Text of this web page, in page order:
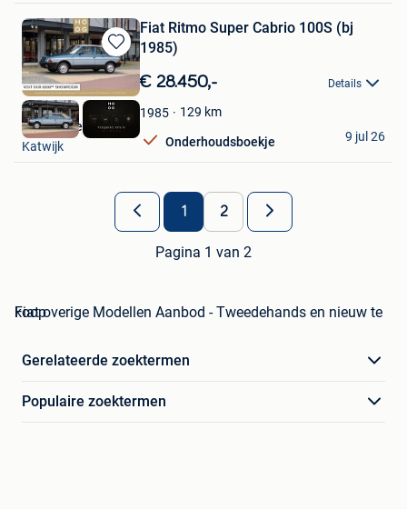
Bewaren
in
Mijn
Favorieten
Fiat Ritmo Super Cabrio 100S (bj
1985)
€ 28.450,- Details
1985 129 km
Onderhoudsboekje
HooG Selections
Katwijk
9 jul 26
1 2
Pagina 1 van 2
Fiat overige Modellen Aanbod - Tweedehands en nieuw te koop
Gerelateerde zoektermen
Populaire zoektermen